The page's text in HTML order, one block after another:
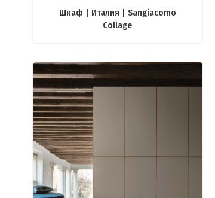
Шкаф | Италия | Sangiacomo
Collage